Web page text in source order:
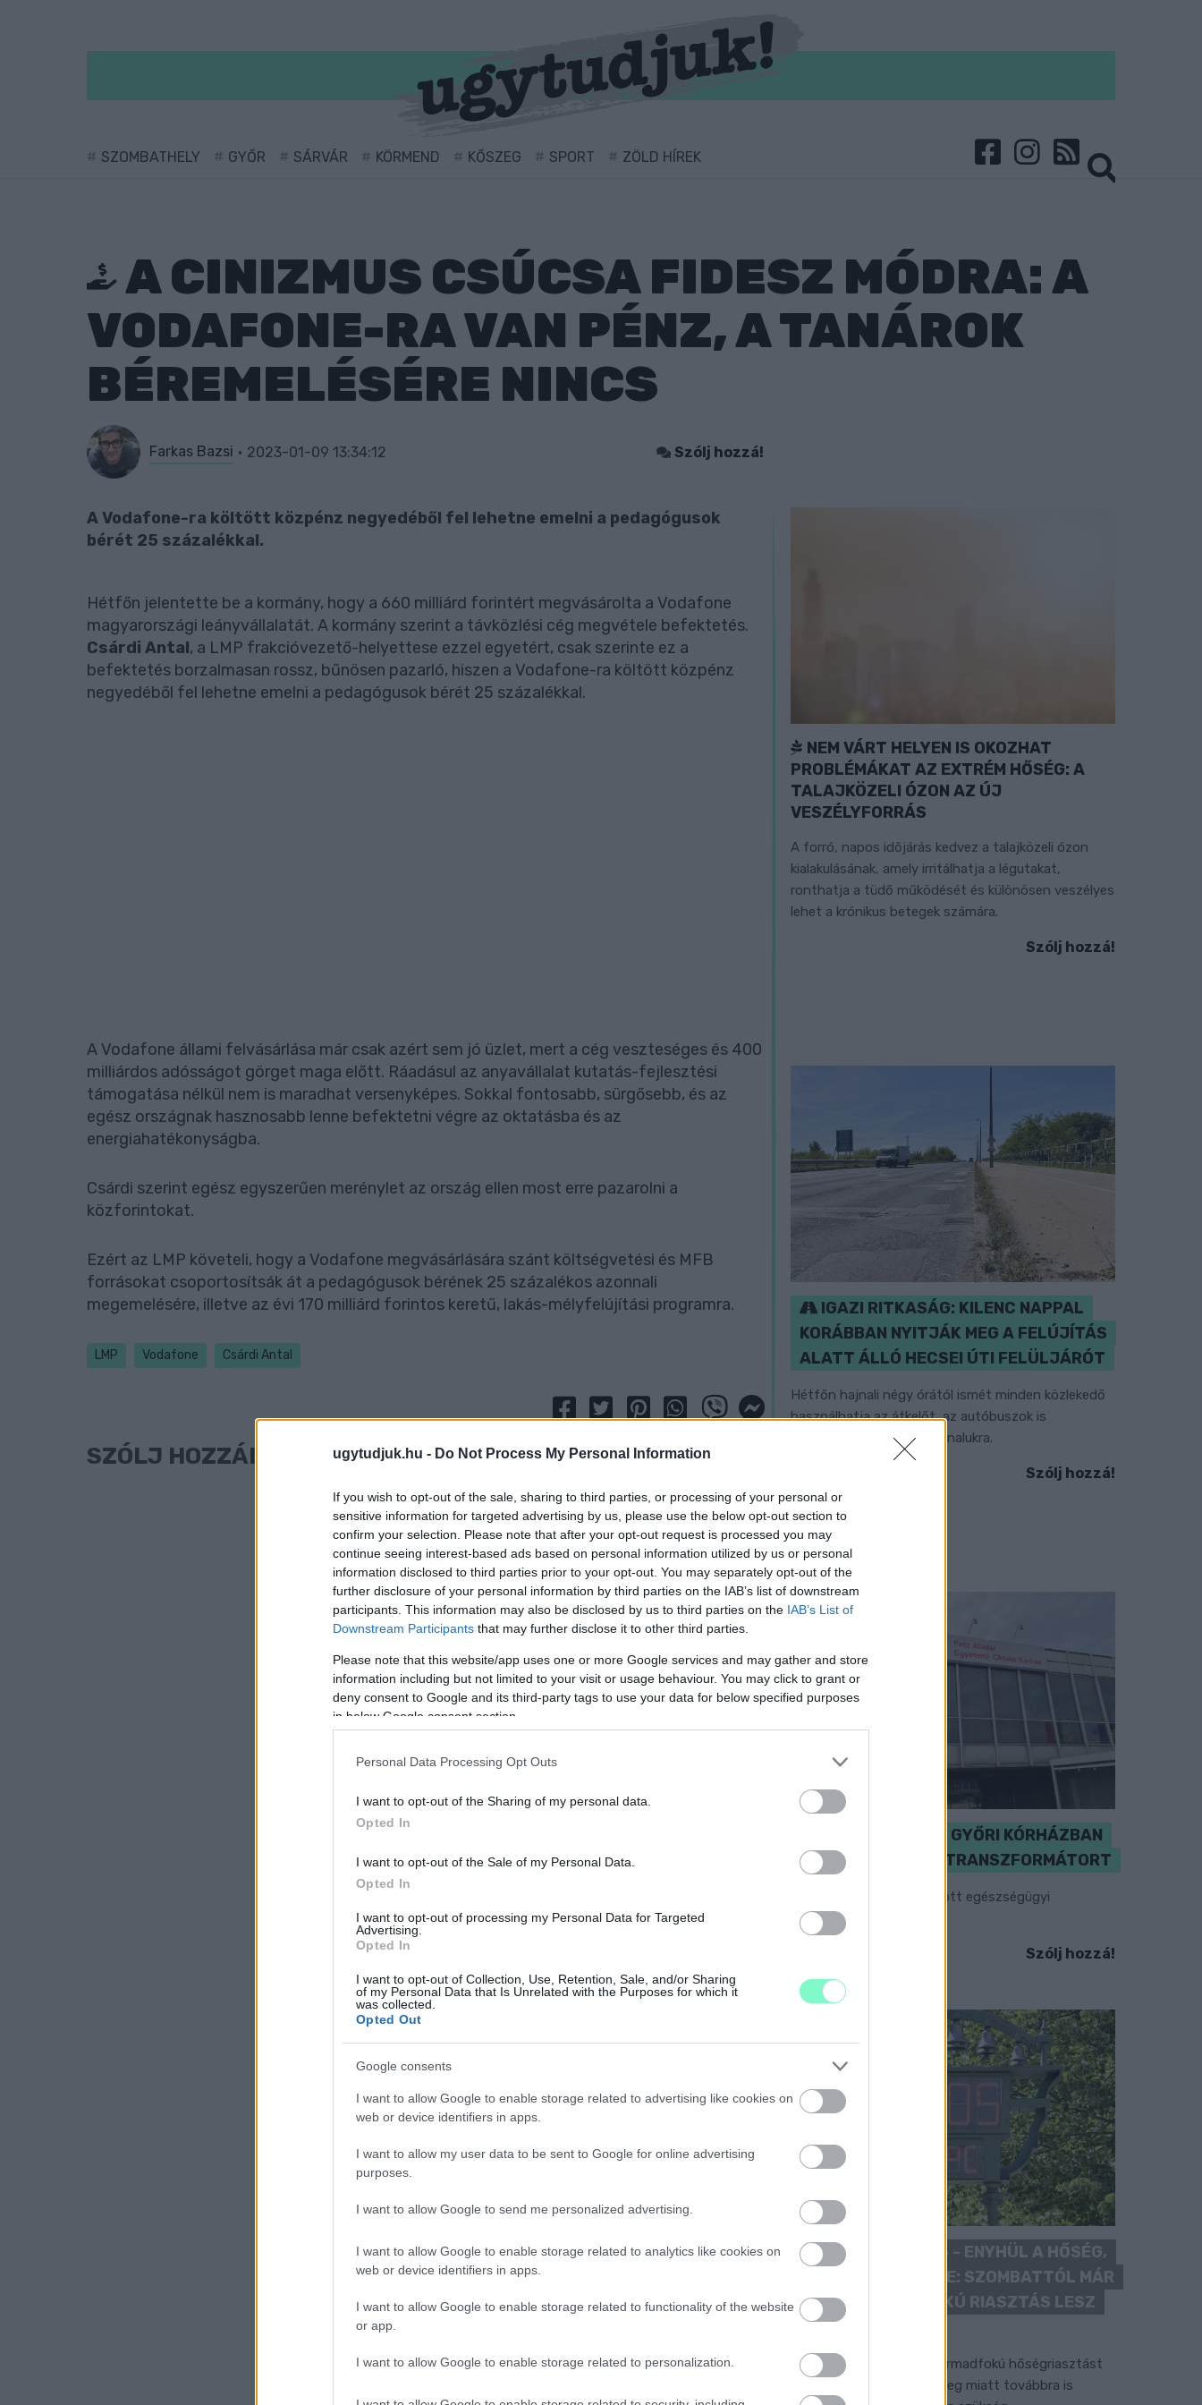
ugytudjuk.hu - Do Not Process My Personal Information
If you wish to opt-out of the sale, sharing to third parties, or processing of your personal or
sensitive information for targeted advertising by us, please use the below opt-out section to
confirm your selection. Please note that after your opt-out request is processed you may
continue seeing interest-based ads based on personal information utilized by us or personal
information disclosed to third parties prior to your opt-out. You may separately opt-out of the
further disclosure of your personal information by third parties on the IAB’s list of downstream
participants. This information may also be disclosed by us to third parties on the IAB’s List of
Downstream Participants that may further disclose it to other third parties.
Please note that this website/app uses one or more Google services and may gather and store
information including but not limited to your visit or usage behaviour. You may click to grant or
deny consent to Google and its third-party tags to use your data for below specified purposes
in below Google consent section.
Personal Data Processing Opt Outs
I want to opt-out of the Sharing of my personal data.
Opted In
I want to opt-out of the Sale of my Personal Data.
Opted In
I want to opt-out of processing my Personal Data for Targeted
Advertising.
Opted In
I want to opt-out of Collection, Use, Retention, Sale, and/or Sharing
of my Personal Data that Is Unrelated with the Purposes for which it
was collected.
Opted Out
Google consents
I want to allow Google to enable storage related to advertising like cookies on
web or device identifiers in apps.
I want to allow my user data to be sent to Google for online advertising
purposes.
I want to allow Google to send me personalized advertising.
I want to allow Google to enable storage related to analytics like cookies on
web or device identifiers in apps.
I want to allow Google to enable storage related to functionality of the website
or app.
I want to allow Google to enable storage related to personalization.
SZOMBATHELY GYŐR SÁRVÁR KÖRMEND KŐSZEG SPORT ZÖLD HÍREK
A CINIZMUS CSÚCSA FIDESZ MÓDRA: A
VODAFONE-RA VAN PÉNZ, A TANÁROK
BÉREMELÉSÉRE NINCS
Farkas Bazsi 2023-01-09 13:34:12 Szólj hozzá!
A Vodafone-ra költött közpénz negyedéből fel lehetne emelni a pedagógusok
bérét 25 százalékkal.
Hétfőn jelentette be a kormány, hogy a 660 milliárd forintért megvásárolta a Vodafone
magyarországi leányvállalatát. A kormány szerint a távközlési cég megvétele befektetés.
Csárdi Antal, a LMP frakcióvezető-helyettese ezzel egyetért, csak szerinte ez a
befektetés borzalmasan rossz, bűnösen pazarló, hiszen a Vodafone-ra költött közpénz
negyedéből fel lehetne emelni a pedagógusok bérét 25 százalékkal.
A Vodafone állami felvásárlása már csak azért sem jó üzlet, mert a cég veszteséges és 400
milliárdos adósságot görget maga előtt. Ráadásul az anyavállalat kutatás-fejlesztési
támogatása nélkül nem is maradhat versenyképes. Sokkal fontosabb, sürgősebb, és az
egész országnak hasznosabb lenne befektetni végre az oktatásba és az
energiahatékonyságba.
Csárdi szerint egész egyszerűen merénylet az ország ellen most erre pazarolni a
közforintokat.
Ezért az LMP követeli, hogy a Vodafone megvásárlására szánt költségvetési és MFB
forrásokat csoportosítsák át a pedagógusok bérének 25 százalékos azonnali
megemelésére, illetve az évi 170 milliárd forintos keretű, lakás-mélyfelújítási programra.
LMP Vodafone Csárdi Antal
SZÓLJ HOZZÁ!
NEM VÁRT HELYEN IS OKOZHAT
PROBLÉMÁKAT AZ EXTRÉM HŐSÉG: A
TALAJKÖZELI ÓZON AZ ÚJ
VESZÉLYFORRÁS
A forró, napos időjárás kedvez a talajközeli ózon
kialakulásának, amely irritálhatja a légutakat,
ronthatja a tüdő működését és különösen veszélyes
lehet a krónikus betegek számára.
Szólj hozzá!
IGAZI RITKASÁG: KILENC NAPPAL
KORÁBBAN NYITJÁK MEG A FELÚJÍTÁS
ALATT ÁLLÓ HECSEI ÚTI FELÜLJÁRÓT
Hétfőn hajnali négy órától ismét minden közlekedő
használhatja az átkelőt, az autóbuszok is
visszatérnek eredeti útvonalukra.
Szólj hozzá!
KICSERÉLTÉK A GYŐRI KÓRHÁZBAN
MEGHIBÁSODOTT TRANSZFORMÁTORT
Megkezdték az elhalasztott egészségügyi
ellátásokat.
Szólj hozzá!
KÁNIKULA 2026 - ENYHÜL A HŐSÉG,
DE MÉG NINCS VÉGE: SZOMBATTÓL MÁR
“CSAK” MÁSODFOKÚ RIASZTÁS LESZ
ÉRVÉNYBEN
A július vége óta tartó harmadfokú hőségriasztást
mérséklik, de a tartós meleg miatt továbbra is